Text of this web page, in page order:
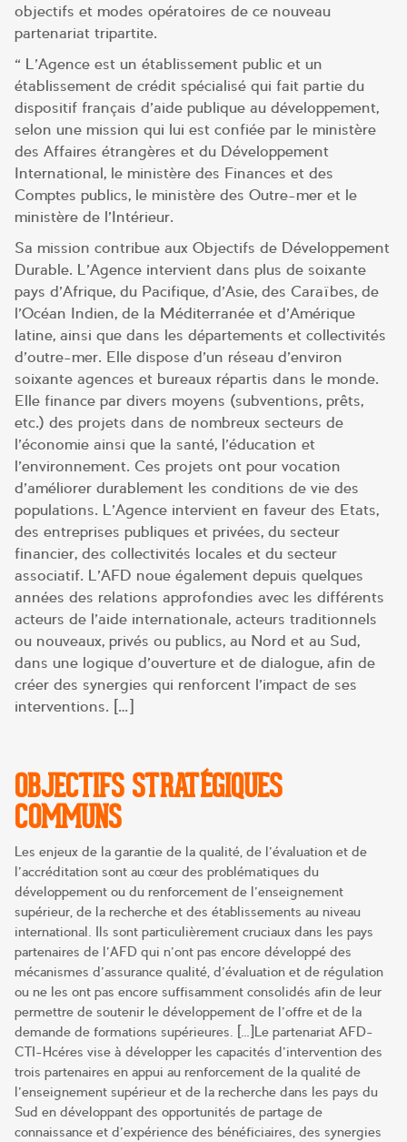
objectifs et modes opératoires de ce nouveau
partenariat tripartite.
« L’Agence est un établissement public et un
établissement de crédit spécialisé qui fait partie du
dispositif français d’aide publique au développement,
selon une mission qui lui est confiée par le ministère
des Affaires étrangères et du Développement
International, le ministère des Finances et des
Comptes publics, le ministère des Outre-mer et le
ministère de l’Intérieur.
Sa mission contribue aux Objectifs de Développement
Durable. L’Agence intervient dans plus de soixante
pays d’Afrique, du Pacifique, d’Asie, des Caraïbes, de
l’Océan Indien, de la Méditerranée et d’Amérique
latine, ainsi que dans les départements et collectivités
d’outre-mer. Elle dispose d’un réseau d’environ
soixante agences et bureaux répartis dans le monde.
Elle finance par divers moyens (subventions, prêts,
etc.) des projets dans de nombreux secteurs de
l’économie ainsi que la santé, l’éducation et
l’environnement. Ces projets ont pour vocation
d’améliorer durablement les conditions de vie des
populations. L’Agence intervient en faveur des Etats,
des entreprises publiques et privées, du secteur
financier, des collectivités locales et du secteur
associatif. L’AFD noue également depuis quelques
années des relations approfondies avec les différents
acteurs de l’aide internationale, acteurs traditionnels
ou nouveaux, privés ou publics, au Nord et au Sud,
dans une logique d’ouverture et de dialogue, afin de
créer des synergies qui renforcent l’impact de ses
interventions. […]
OBJECTIFS STRATÉGIQUES
COMMUNS
Les enjeux de la garantie de la qualité, de l’évaluation et de
l’accréditation sont au cœur des problématiques du
développement ou du renforcement de l’enseignement
supérieur, de la recherche et des établissements au niveau
international. Ils sont particulièrement cruciaux dans les pays
partenaires de l’AFD qui n’ont pas encore développé des
mécanismes d’assurance qualité, d’évaluation et de régulation
ou ne les ont pas encore suffisamment consolidés afin de leur
permettre de soutenir le développement de l’offre et de la
demande de formations supérieures. […]Le partenariat AFD-
CTI-Hcéres vise à développer les capacités d’intervention des
trois partenaires en appui au renforcement de la qualité de
l’enseignement supérieur et de la recherche dans les pays du
Sud en développant des opportunités de partage de
connaissance et d’expérience des bénéficiaires, des synergies